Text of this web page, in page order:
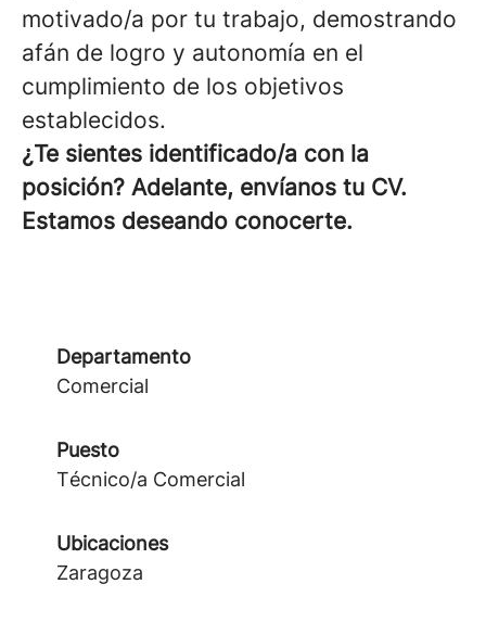
motivado/a por tu trabajo, demostrando
afán de logro y autonomía en el
cumplimiento de los objetivos
establecidos.
¿Te sientes identificado/a con la
posición? Adelante, envíanos tu CV.
Estamos deseando conocerte.
Departamento
Comercial
Puesto
Técnico/a Comercial
Ubicaciones
Zaragoza